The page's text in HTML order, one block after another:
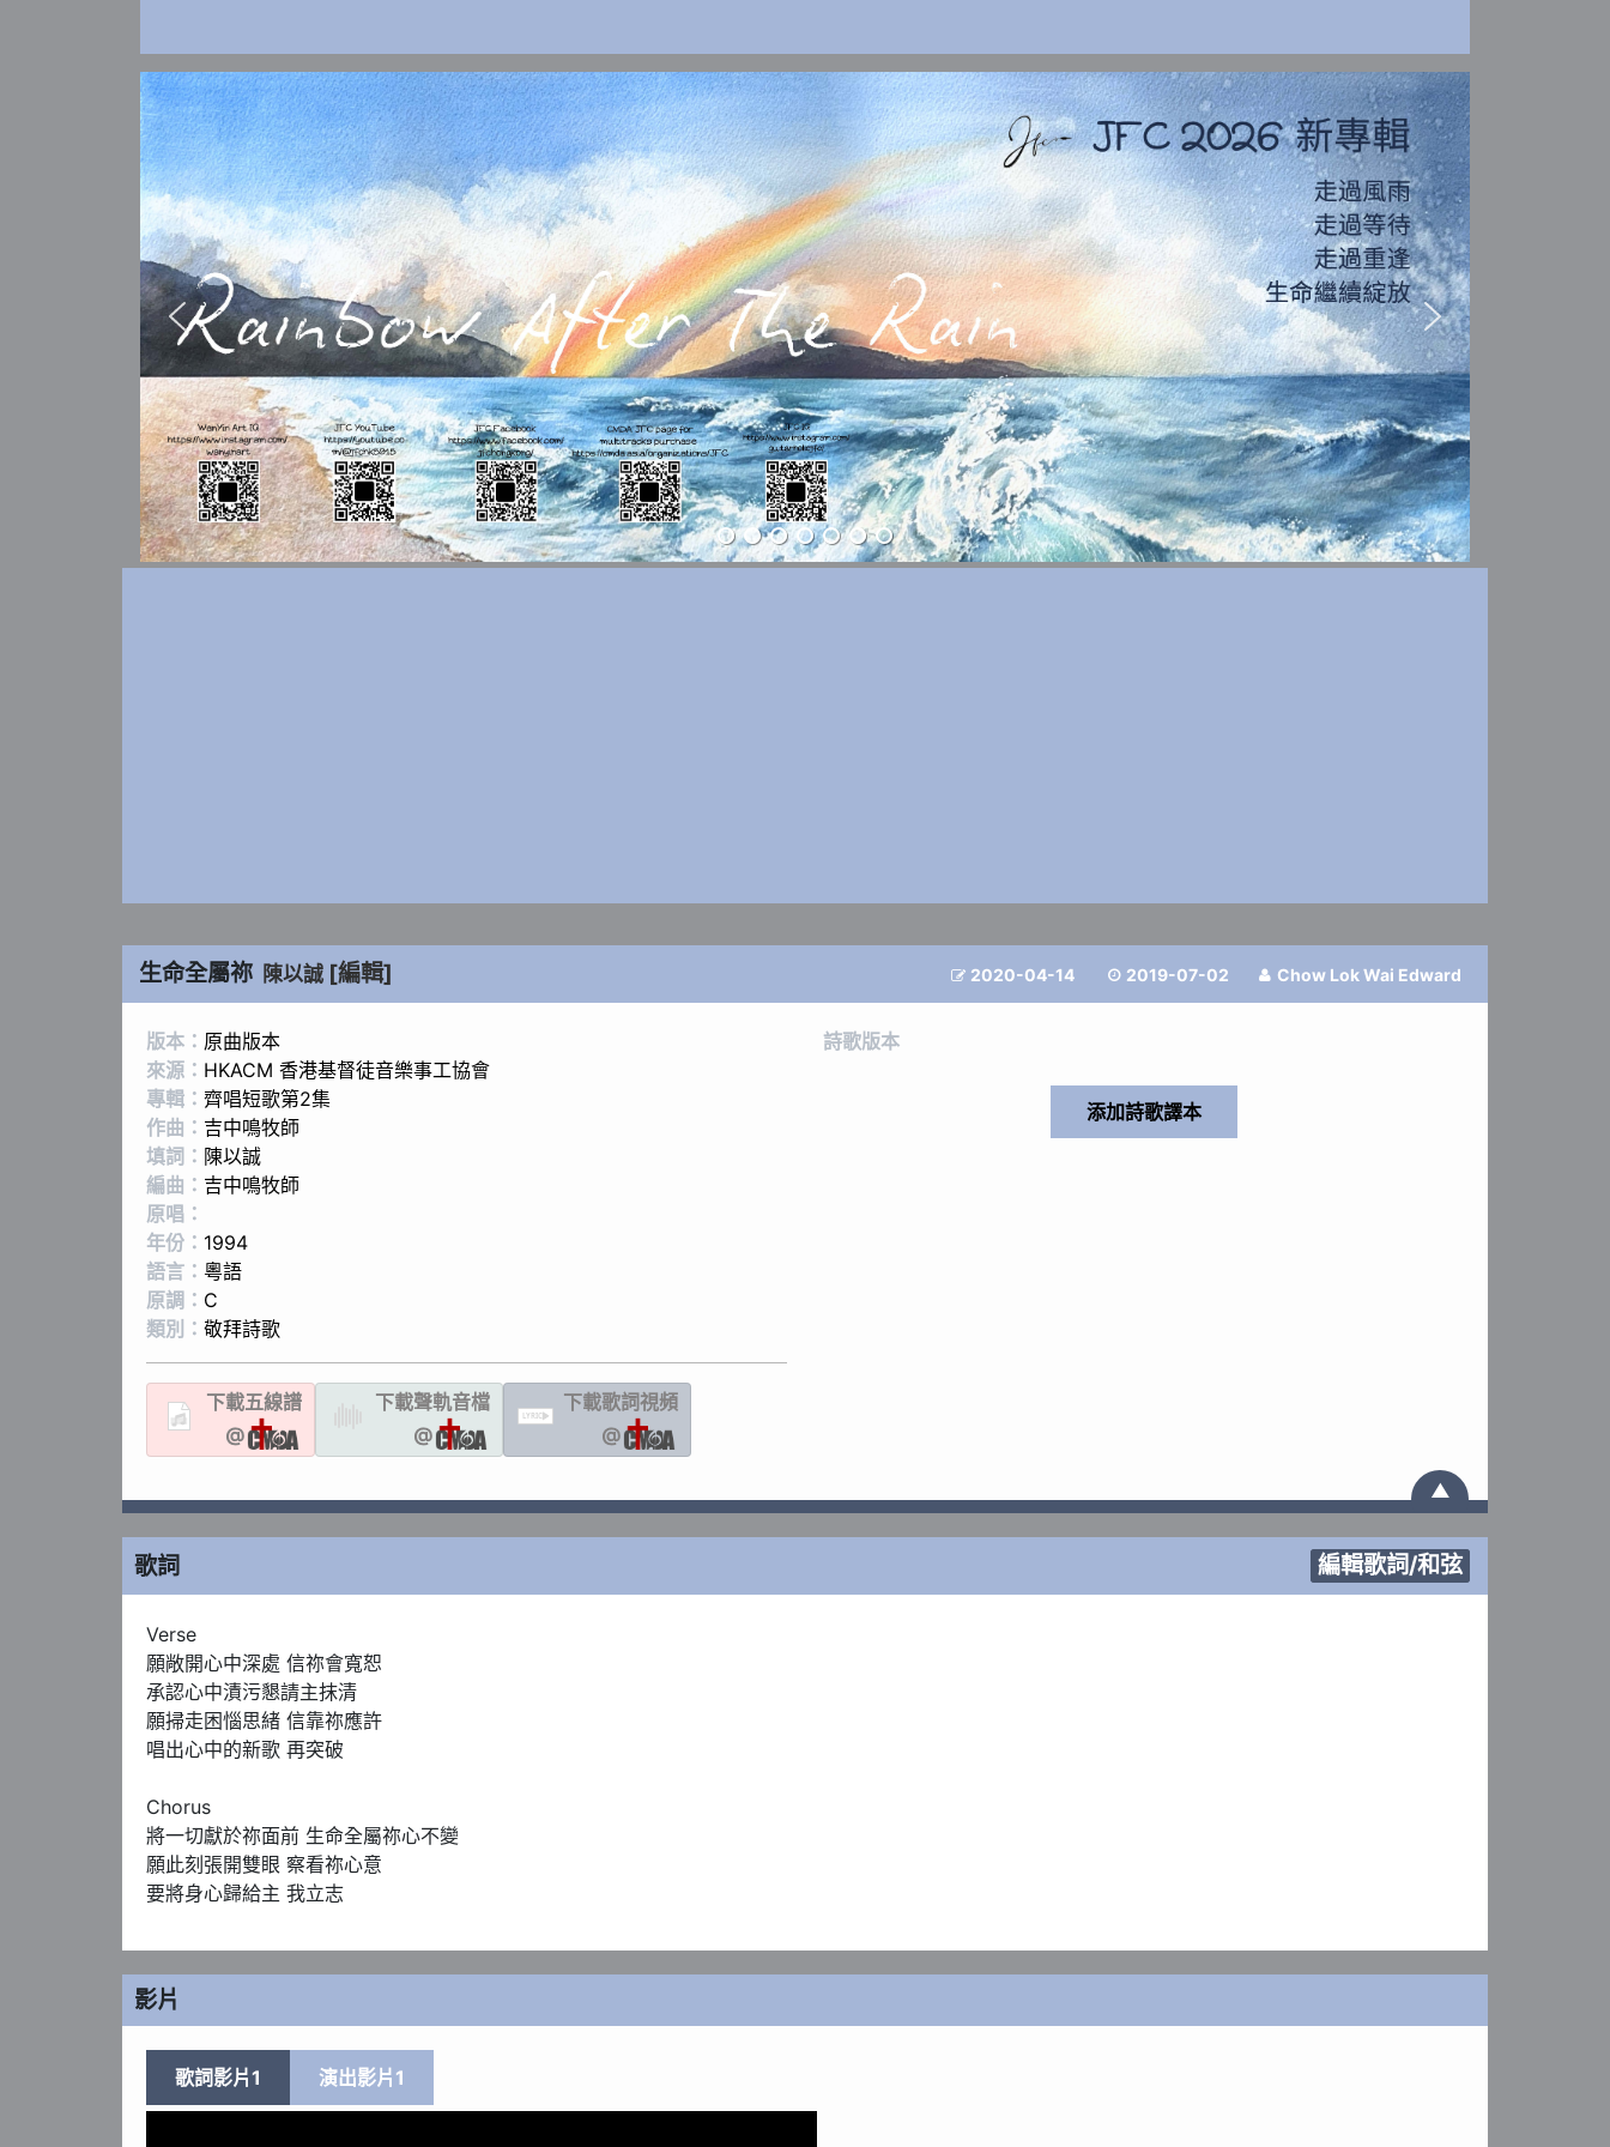
生命全屬祢 陳以誠 [編輯]  2020-04-14  2019-07-02  Chow Lok Wai Edward
版本： 原曲版本
來源： HKACM 香港基督徒音樂事工協會
專輯： 齊唱短歌第2集
作曲： 吉中鳴牧師
填詞： 陳以誠
編曲： 吉中鳴牧師
原唱：
年份： 1994
語言： 粵語
原調： C
類別： 敬拜詩歌
下載五線譜
@
下載聲軌音檔
@
LYRIC
下載歌詞視頻
@
詩歌版本
▲
歌詞 編輯歌詞/和弦
Verse
願敞開心中深處 信祢會寬恕
承認心中漬污懇請主抹清
願掃走困惱思緒 信靠祢應許
唱出心中的新歌 再突破
Chorus
將一切獻於祢面前 生命全屬祢心不變
願此刻張開雙眼 察看祢心意
要將身心歸給主 我立志
影片
歌詞影片1 演出影片1